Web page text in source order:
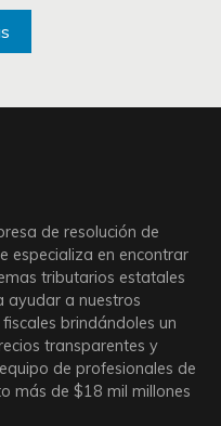
de resolución de
especializa en encontrar
tributarios estatales
ayudar a nuestros
brindándoles un
transparentes y
de profesionales de
más de$18 mil millones